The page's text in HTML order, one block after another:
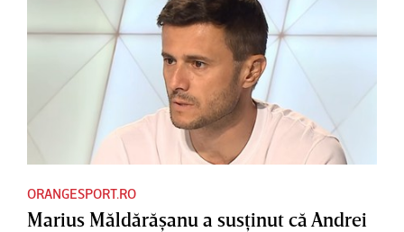
ORANGESPORT.RO
Marius Măldărăşanu a susţinut că Andrei